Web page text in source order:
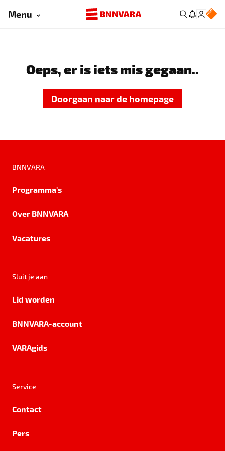
Menu
Oeps, er is iets mis gegaan..
Doorgaan naar de homepage
BNNVARA
Programma's
Over BNNVARA
Vacatures
Sluit je aan
Lid worden
BNNVARA-account
VARAgids
Service
Contact
Pers